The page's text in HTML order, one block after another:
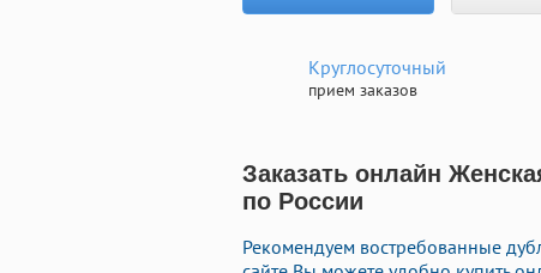
Круглосуточный
прием заказов
Заказать онлайн
по России
Рекомендуем востребованные